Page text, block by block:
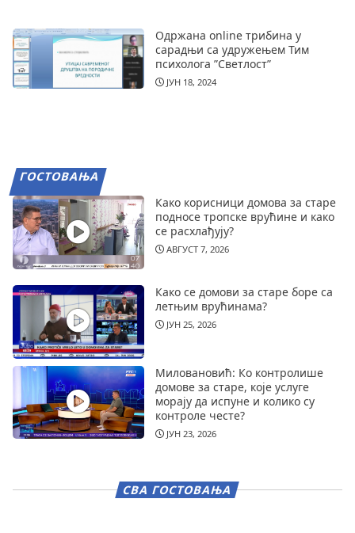
Одржана online трибина у
сарадњи са удружењем Тим
психолога ”Светлост”
ЈУН 18, 2024
ГОСТОВАЊА
Како корисници домова за старе
подносе тропске врућине и како
се расхлађују?
АВГУСТ 7, 2026
Како се домови за старе боре са
летњим врућинама?
ЈУН 25, 2026
Миловановић: Ко контролише
домове за старе, које услуге
морају да испуне и колико су
контроле честе?
ЈУН 23, 2026
СВА ГОСТОВАЊА